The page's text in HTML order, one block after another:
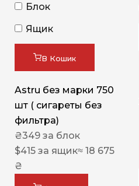
Блок
Ящик
В Кошик
Astru без марки 750
шт ( сигареты без
фильтра)
₴349 за блок
$415 за ящик≈ 18 675
₴